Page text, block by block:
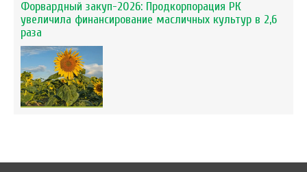
Форвардный закуп-2026: Продкорпорация РК
увеличила финансирование масличных культур в 2,6
раза